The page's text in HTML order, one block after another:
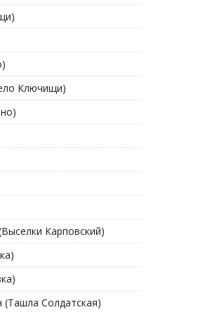
Ключищи)
Карповский)
Солдатская)